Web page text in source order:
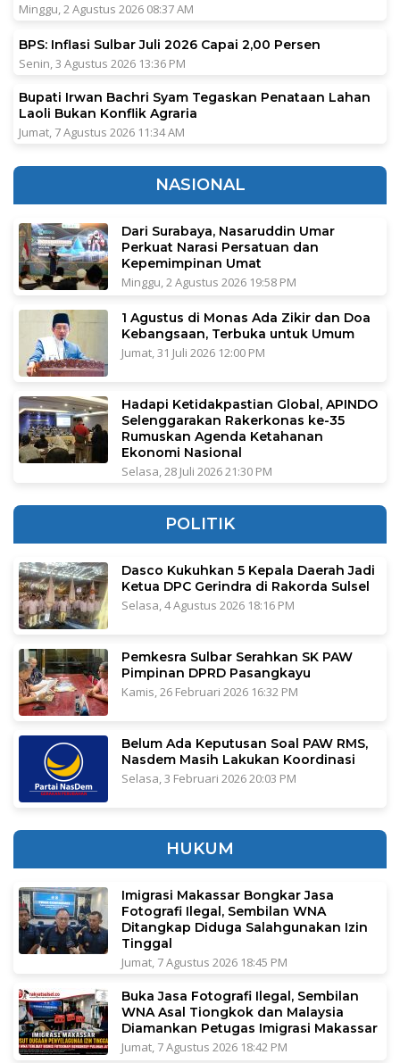
Minggu, 2 Agustus 2026 08:37 AM
BPS: Inflasi Sulbar Juli 2026 Capai 2,00 Persen
Senin, 3 Agustus 2026 13:36 PM
Bupati Irwan Bachri Syam Tegaskan Penataan Lahan
Laoli Bukan Konflik Agraria
Jumat, 7 Agustus 2026 11:34 AM
NASIONAL
Dari Surabaya, Nasaruddin Umar
Perkuat Narasi Persatuan dan
Kepemimpinan Umat
Minggu, 2 Agustus 2026 19:58 PM
1 Agustus di Monas Ada Zikir dan Doa
Kebangsaan, Terbuka untuk Umum
Jumat, 31 Juli 2026 12:00 PM
Hadapi Ketidakpastian Global, APINDO
Selenggarakan Rakerkonas ke-35
Rumuskan Agenda Ketahanan
Ekonomi Nasional
Selasa, 28 Juli 2026 21:30 PM
POLITIK
Dasco Kukuhkan 5 Kepala Daerah Jadi
Ketua DPC Gerindra di Rakorda Sulsel
Selasa, 4 Agustus 2026 18:16 PM
Pemkesra Sulbar Serahkan SK PAW
Pimpinan DPRD Pasangkayu
Kamis, 26 Februari 2026 16:32 PM
Belum Ada Keputusan Soal PAW RMS,
Nasdem Masih Lakukan Koordinasi
Selasa, 3 Februari 2026 20:03 PM
HUKUM
Imigrasi Makassar Bongkar Jasa
Fotografi Ilegal, Sembilan WNA
Ditangkap Diduga Salahgunakan Izin
Tinggal
Jumat, 7 Agustus 2026 18:45 PM
Buka Jasa Fotografi Ilegal, Sembilan
WNA Asal Tiongkok dan Malaysia
Diamankan Petugas Imigrasi Makassar
Jumat, 7 Agustus 2026 18:42 PM